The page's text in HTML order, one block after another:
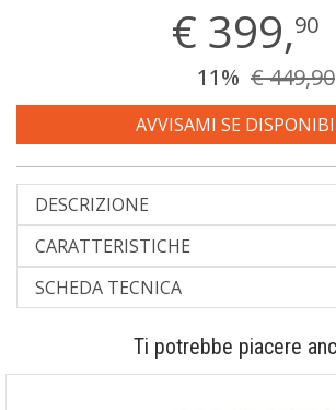
€ 399,90
11% € 449,90
AVVISAMI SE
DESCRIZIONE
CARATTERISTICHE
SCHEDA TECNICA
Ti potrebbe piacere